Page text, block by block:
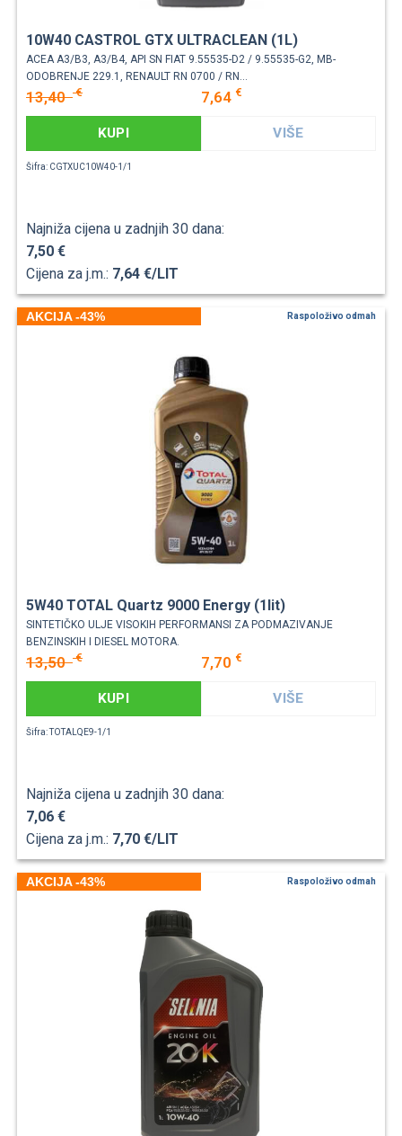
10W40 CASTROL GTX ULTRACLEAN (1L)
ACEA A3/B3, A3/B4, API SN FIAT 9.55535-D2 / 9.55535-G2, MB-
ODOBRENJE 229.1, RENAULT RN 0700 / RN...
13,40€ 7,64 €
KUPI VIŠE
Šifra: CGTXUC10W40-1/1
Najniža cijena u zadnjih 30 dana:
7,50 €
Cijena za j.m.: 7,64 €/LIT
AKCIJA -43% Raspoloživo odmah
5W40 TOTAL Quartz 9000 Energy (1lit)
SINTETIČKO ULJE VISOKIH PERFORMANSI ZA PODMAZIVANJE
BENZINSKIH I DIESEL MOTORA.
13,50€ 7,70 €
KUPI VIŠE
Šifra: TOTALQE9-1/1
Najniža cijena u zadnjih 30 dana:
7,06 €
Cijena za j.m.: 7,70 €/LIT
AKCIJA -43% Raspoloživo odmah